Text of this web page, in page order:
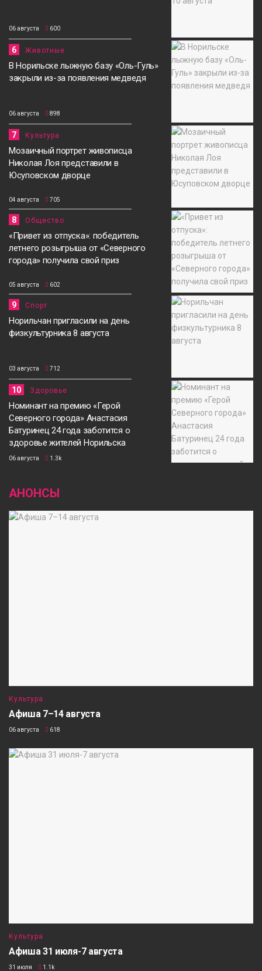
06 августа 600
6 Животные
В Норильске лыжную базу «Оль-Гуль»
закрыли из-за появления медведя
06 августа 898
7 Культура
Мозаичный портрет живописца
Николая Лоя представили в
Юсуповском дворце
04 августа 705
8 Общество
«Привет из отпуска»: победитель
летнего розыгрыша от «Северного
города» получила свой приз
05 августа 602
9 Спорт
Норильчан пригласили на день
физкультурника 8 августа
03 августа 712
10 Здоровье
Номинант на премию «Герой
Северного города» Анастасия
Батуринец 24 года заботится о
здоровье жителей Норильска
06 августа 1.3k
АНОНСЫ
Культура
Афиша 7–14 августа
06 августа 618
Культура
Афиша 31 июля-7 августа
31 июля 1.1k